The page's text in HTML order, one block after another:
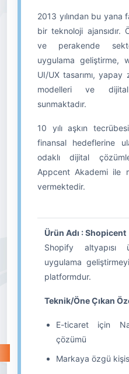
2013 yılından bu
bir teknoloji
ve perakende
uygulama geliştirme,
UI/UX tasarımı,
modelleri ve
sunmaktadır.
10 yılı aşkın
finansal hedeflerine
odaklı dijital
Appcent Akademi ile
vermektedir.
Ürün Adı : Shopicent
Shopify
uygulama
platformdur.
Teknik/Öne Çıkan
E-ticaret için
çözümü
Markaya özgü